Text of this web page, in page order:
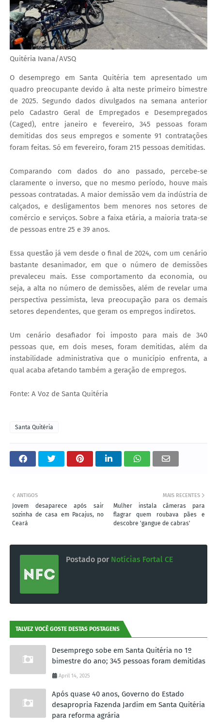
Quitéria Ivana/AVSQ
O desemprego em Santa Quitéria tem apresentado um
quadro preocupante devido à alta neste primeiro bimestre
de 2025. Segundo dados divulgados na semana anterior
pelo Cadastro Geral de Empregados e Desempregados
(Caged), entre janeiro e fevereiro, 345 pessoas foram
demitidas dos seus empregos e somente 91 contratações
foram feitas. Só em fevereiro, foram 215 pessoas demitidas.
Comparando com dados do ano passado, percebe-se
claramente o inverso, que no mesmo período, houve mais
pessoas contratadas. A maior demissão vem da indústria de
calçados, e desligamentos bem menores nos setores de
comércio e serviços. Sobre a faixa etária, a maioria trata-se
de pessoas entre 25 e 39 anos.
Essa questão já vem desde o final de 2024, com um cenário
bastante desanimador, em que o número de demissões
prevaleceu mais. Esse comportamento da economia, ou
seja, a alta no número de demissões, além de revelar uma
perspectiva pessimista, leva preocupação para os demais
setores dependentes, que geram os empregos indiretos.
Um cenário desafiador foi imposto para mais de 340
pessoas que, em dois meses, foram demitidas, além da
instabilidade administrativa que o município enfrenta, a
qual acaba afetando também a geração de empregos.
Fonte: A Voz de Santa Quitéria
Santa Quitéria
MAIS RECENTES
Mulher instala câmeras para
flagrar quem roubava pães e
descobre 'gangue de cabras'
ANTIGOS
Jovem desaparece após sair
sozinha de casa em Pacajus, no
Ceará
Postado por Notícias Fortal CE
TALVEZ VOCÊ GOSTE DESTAS POSTAGENS
Desemprego sobe em Santa Quitéria no 1º
bimestre do ano; 345 pessoas foram demitidas
April 14, 2025
Após quase 40 anos, Governo do Estado
desapropria Fazenda Jardim em Santa Quitéria
para reforma agrária